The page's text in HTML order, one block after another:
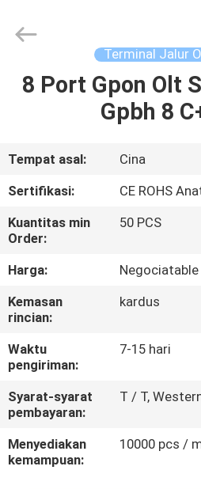
RUMAH
TENTANG
KAMI
TUR
PABRIK
KONTROL
KUALITAS
HUBUNGI
KAMI
LIMITED.
Terminal Jalur
8 Port Gpon Olt
Gpbh 8
Tempat asal:
Cina
Sertifikasi:
CE ROHS
Kuantitas min
Order:
50 PCS
Harga:
Negociatable
Kemasan
rincian:
kardus
Waktu
pengiriman:
7-15 hari
Syarat-syarat
pembayaran:
T / T,
Menyediakan
kemampuan:
10000 pcs /